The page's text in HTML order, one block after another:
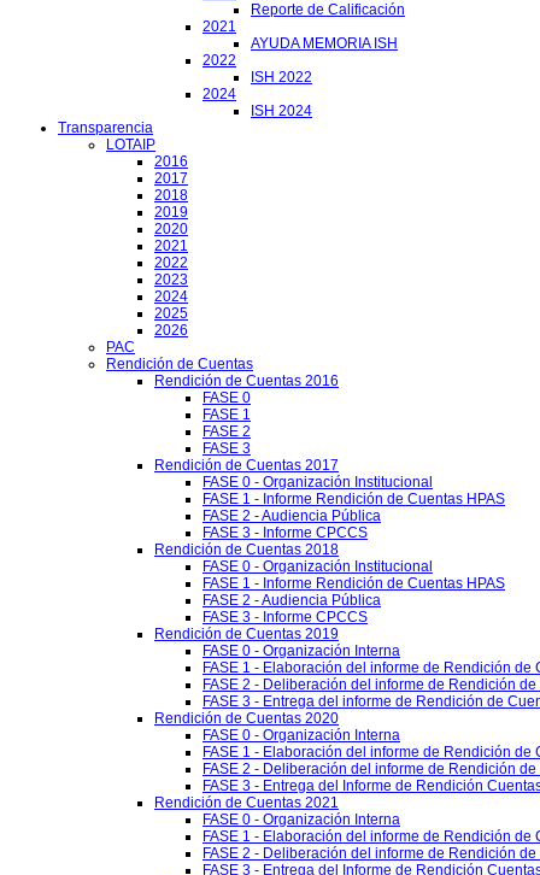
Reporte de Calificación
2021
AYUDA MEMORIA ISH
2022
ISH 2022
2024
ISH 2024
Transparencia
LOTAIP
2016
2017
2018
2019
2020
2021
2022
2023
2024
2025
2026
PAC
Rendición de Cuentas
Rendición de Cuentas 2016
FASE 0
FASE 1
FASE 2
FASE 3
Rendición de Cuentas 2017
FASE 0 - Organización Institucional
FASE 1 - Informe Rendición de Cuentas HPAS
FASE 2 - Audiencia Pública
FASE 3 - Informe CPCCS
Rendición de Cuentas 2018
FASE 0 - Organización Institucional
FASE 1 - Informe Rendición de Cuentas HPAS
FASE 2 - Audiencia Pública
FASE 3 - Informe CPCCS
Rendición de Cuentas 2019
FASE 0 - Organización Interna
FASE 1 - Elaboración del informe de Rendición de
FASE 2 - Deliberación del informe de Rendición
FASE 3 - Entrega del informe de Rendición de
Rendición de Cuentas 2020
FASE 0 - Organización Interna
FASE 1 - Elaboración del informe de Rendición de
FASE 2 - Deliberación del informe de Rendición
FASE 3 - Entrega del Informe de Rendición
Rendición de Cuentas 2021
FASE 0 - Organización Interna
FASE 1 - Elaboración del informe de Rendición de
FASE 2 - Deliberación del informe de Rendición
FASE 3 - Entrega del Informe de Rendición